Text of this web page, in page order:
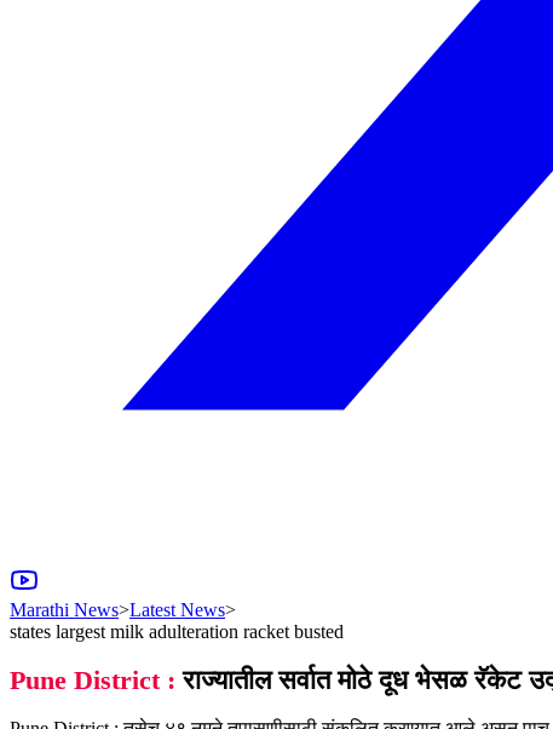
Marathi News>Latest News>
states largest milk adulteration racket busted
Pune District : राज्यातील सर्वात मोठे दूध भेसळ रॅकेट